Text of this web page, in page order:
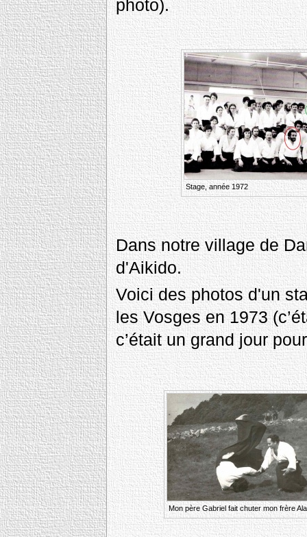
photo).
Stage, année 1972
Dans notre village de
d'Aikido.
Voici des photos d'un
les Vosges en 1973
c’était un grand jour
Mon père Gabriel fait chuter mon frère